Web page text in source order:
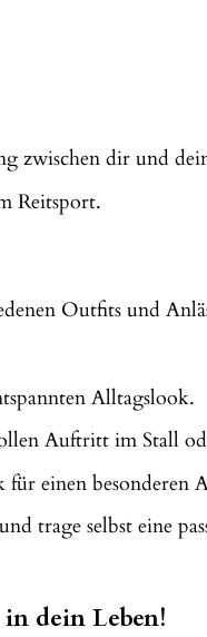
zwischen dir und
Reitsport.
Outfits und
Alltagslook.
Auftritt im Stall
einen besonderen
trage selbst eine
dein Leben!